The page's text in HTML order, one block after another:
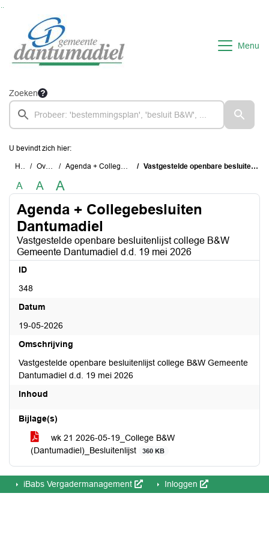
Menu
Zoeken
U bevindt zich hier:
Home Overzichten Agenda + Collegebesluiten Dantumadiel Vastgestelde openbare besluitenlijst college B&W Gemeente Dantumadiel d.d. 19 mei 2026
A A A
Agenda + Collegebesluiten
Dantumadiel
Vastgestelde openbare besluitenlijst college B&W
Gemeente Dantumadiel d.d. 19 mei 2026
ID
348
Datum
19-05-2026
Omschrijving
Vastgestelde openbare besluitenlijst college B&W Gemeente
Dantumadiel d.d. 19 mei 2026
Inhoud
Bijlage(s)
wk 21 2026-05-19_College B&W
(Dantumadiel)_Besluitenlijst
360 KB
iBabs Vergadermanagement Inloggen